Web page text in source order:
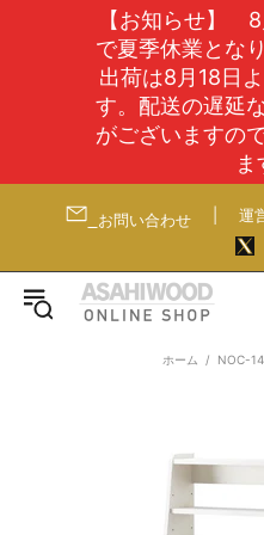
【お知らせ】
で夏季休業とな
出荷は8月18日
す。配送の遅延
がございますの
ま
お問い合わせ 運
ホーム NOC-